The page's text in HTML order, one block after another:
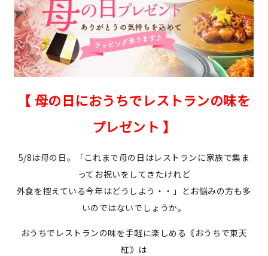
【 母の日におうちでレストランの味を
プレゼント 】
5/8は母の日。「これまで母の日はレストランに家族で集ま
ってお祝いをしてきたけれど
外食を控えている今年はどうしよう・・」とお悩みの方も多
いのではないでしょうか。
おうちでレストランの味を手軽に楽しめる《おうちで東天
紅》は